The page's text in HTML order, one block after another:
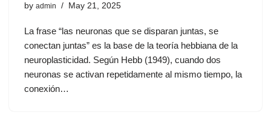
by admin May 21, 2025
La frase “las neuronas que se disparan juntas, se
conectan juntas” es la base de la teoría hebbiana de la
neuroplasticidad. Según Hebb (1949), cuando dos
neuronas se activan repetidamente al mismo tiempo, la
conexión…